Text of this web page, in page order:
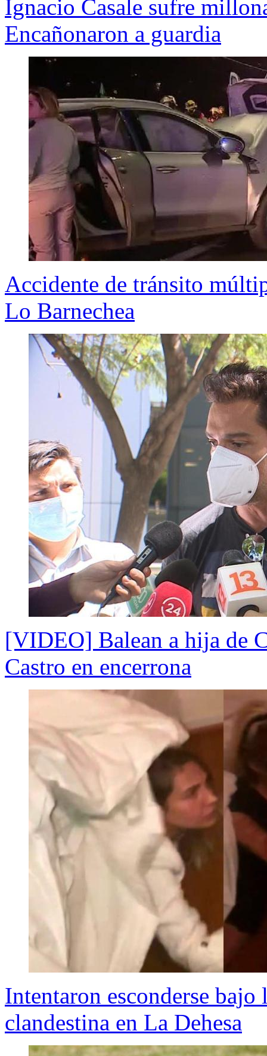
Ignacio Casale sufre
Encañonaron a guardia
Accidente de tránsito
Lo Barnechea
[VIDEO] Balean a hija de
Castro en encerrona
Intentaron esconderse
clandestina en La Dehesa